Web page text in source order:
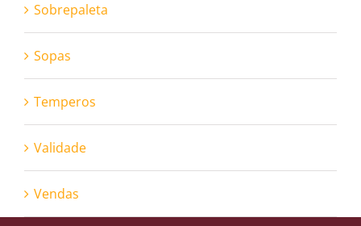
Sobrepaleta
Sopas
Temperos
Validade
Vendas